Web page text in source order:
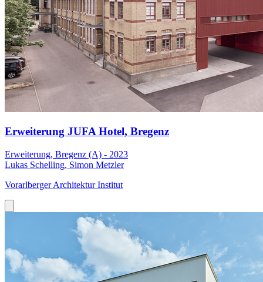
Erweiterung JUFA Hotel, Bregenz
Erweiterung, Bregenz (A) - 2023
Lukas Schelling, Simon Metzler
Vorarlberger Architektur Institut